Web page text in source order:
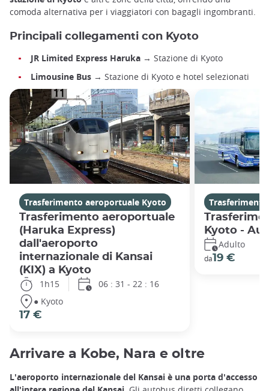
comoda alternativa per i viaggiatori con bagagli ingombranti.
Principali collegamenti con Kyoto
JR Limited Express Haruka → Stazione di Kyoto
Limousine Bus → Stazione di Kyoto e hotel selezionati
Trasferimento aeroportuale Kyoto
Trasferimento aeroportuale
(Haruka Express)
dall'aeroporto
internazionale di Kansai
(KIX) a Kyoto
1h15
06 : 31 - 22 : 16
● Kyoto
17 €
Kyoto -
Adulto
da19 €
Arrivare a Kobe, Nara e oltre
L'aeroporto internazionale del Kansai è una porta d'accesso